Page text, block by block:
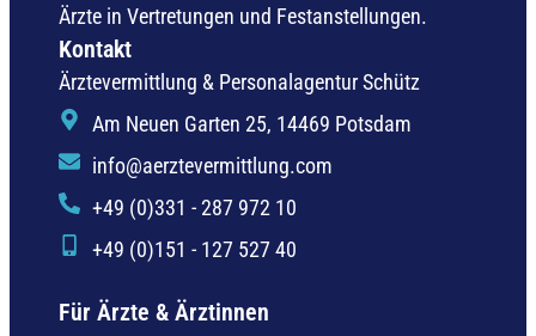
Ärzte in Vertretungen und Festanstellungen.
Für Ärzte & Ärztinnen
Kontakt
Ärztevermittlung & Personalagentur Schütz
Am Neuen Garten 25, 14469 Potsdam
info@aerztevermittlung.com
+49 (0)331 - 287 972 10
+49 (0)151 - 127 527 40